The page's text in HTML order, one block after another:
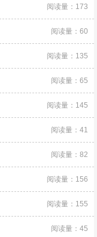
阅读量：173
阅读量：60
阅读量：135
阅读量：65
阅读量：145
阅读量：41
阅读量：82
阅读量：156
阅读量：155
阅读量：45